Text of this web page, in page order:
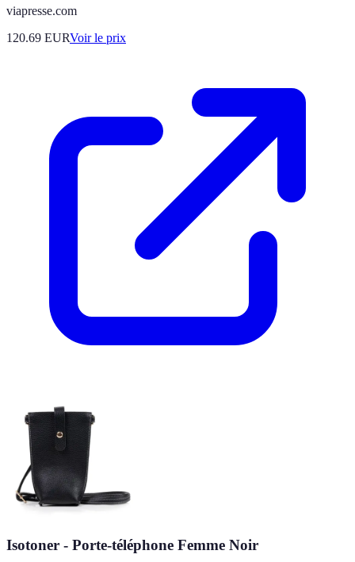
viapresse.com
120.69 EURVoir le prix
Isotoner - Porte-téléphone Femme Noir